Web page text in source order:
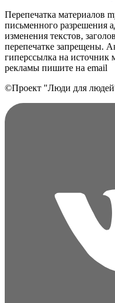
Перепечатка материалов
письменного разрешения
изменения текстов,
перепечатке запрещены.
гиперссылка на источник
рекламы пишите на еmail
©Проект "Люди для